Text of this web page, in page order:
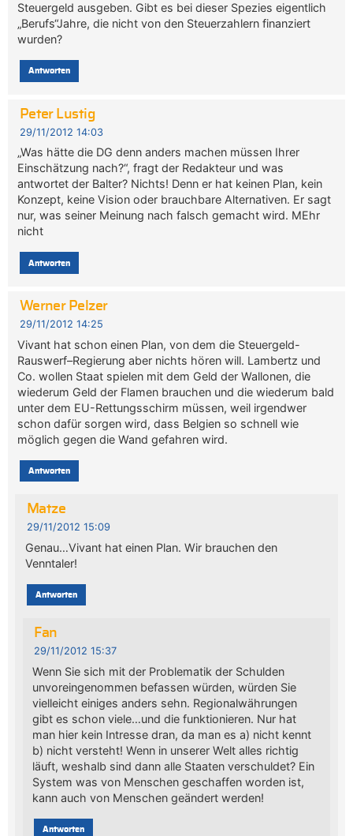
Steuergeld ausgeben. Gibt es bei dieser Spezies eigentlich
„Berufs“Jahre, die nicht von den Steuerzahlern finanziert
wurden?
Antworten
Peter Lustig
29/11/2012 14:03
„Was hätte die DG denn anders machen müssen Ihrer
Einschätzung nach?“, fragt der Redakteur und was
antwortet der Balter? Nichts! Denn er hat keinen Plan, kein
Konzept, keine Vision oder brauchbare Alternativen. Er sagt
nur, was seiner Meinung nach falsch gemacht wird. MEhr
nicht
Antworten
Werner Pelzer
29/11/2012 14:25
Vivant hat schon einen Plan, von dem die Steuergeld-
Rauswerf–Regierung aber nichts hören will. Lambertz und
Co. wollen Staat spielen mit dem Geld der Wallonen, die
wiederum Geld der Flamen brauchen und die wiederum bald
unter dem EU-Rettungsschirm müssen, weil irgendwer
schon dafür sorgen wird, dass Belgien so schnell wie
möglich gegen die Wand gefahren wird.
Antworten
Matze
29/11/2012 15:09
Genau…Vivant hat einen Plan. Wir brauchen den
Venntaler!
Antworten
Fan
29/11/2012 15:37
Wenn Sie sich mit der Problematik der Schulden
unvoreingenommen befassen würden, würden Sie
vielleicht einiges anders sehn. Regionalwährungen
gibt es schon viele…und die funktionieren. Nur hat
man hier kein Intresse dran, da man es a) nicht kennt
b) nicht versteht! Wenn in unserer Welt alles richtig
läuft, weshalb sind dann alle Staaten verschuldet? Ein
System was von Menschen geschaffen worden ist,
kann auch von Menschen geändert werden!
Antworten